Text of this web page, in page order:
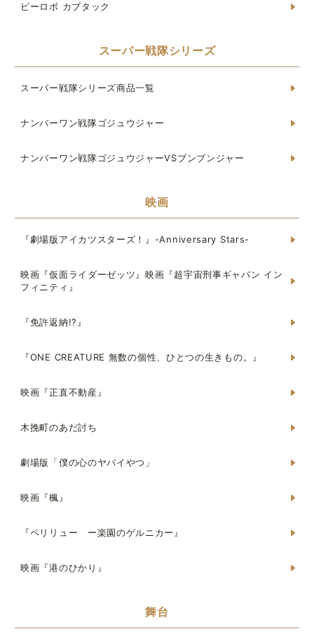
ビーロボ カブタック
スーパー戦隊シリーズ
スーパー戦隊シリーズ商品一覧
ナンバーワン戦隊ゴジュウジャー
ナンバーワン戦隊ゴジュウジャーVSブンブンジャー
映画
『劇場版アイカツスターズ！』-Anniversary Stars-
映画『仮面ライダーゼッツ』映画『超宇宙刑事ギャバン イン
フィニティ』
『免許返納!?』
『ONE CREATURE 無数の個性、ひとつの生きもの。』
映画『正直不動産』
木挽町のあだ討ち
劇場版「僕の心のヤバイやつ」
映画『楓』
『ペリリュー ー楽園のゲルニカー』
映画『港のひかり』
舞台